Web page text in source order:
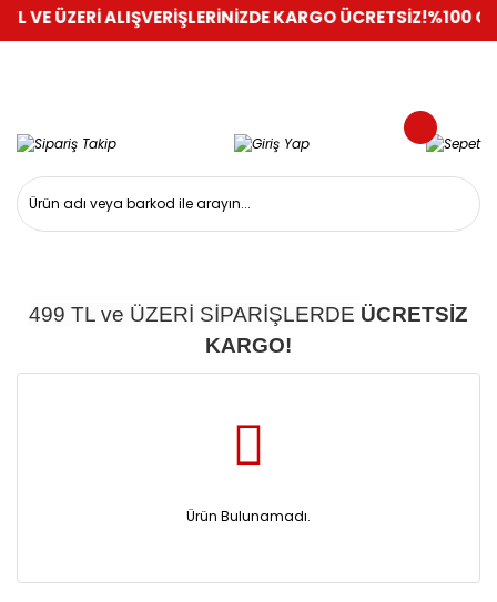
VE ÜZERİ ALIŞVERİŞLERİNİZDE KARGO ÜCRETSİZ!%100
499 TL ve ÜZERİ SİPARİŞLERDE ÜCRETSİZ
KARGO!
Ürün Bulunamadı.